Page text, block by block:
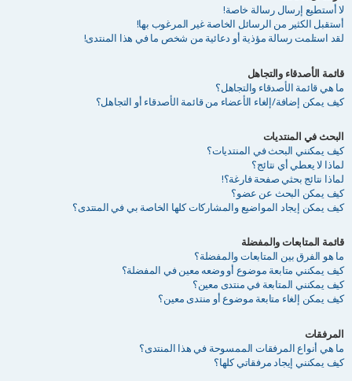
لا أستطيع إرسال رسالة خاصة!
أستقبل الكثير من الرسائل الخاصة غير المرغوب بها!
لقد استلمت رسالة مؤذية أو دعائية من شخص ما في هذا المنتدى!
قائمة الأصدقاء والتجاهل
ما هي قائمة الأصدقاء والتجاهل؟
كيف يمكن إضافة/إلغاء الأعضاء من قائمة الأصدقاء أو التجاهل؟
البحث في المنتديات
كيف يمكنني البحث في المنتديات؟
لماذا لا يعطي أي نتائج؟
لماذا نتائج بحثي صفحة فارغة؟!
كيف يمكن البحث عن عضو؟
كيف يمكن إيجاد المواضيع والمشاركات كلها الخاصة بي في المنتدى؟
قائمة المتابعات والمفضلة
ما هو الفرق بين المتابعات والمفضلة؟
كيف يمكنني متابعة موضوع أو وضعه معين في المفضلة؟
كيف يمكنني المتابعة في منتدى معين؟
كيف يمكن إلغاء متابعة موضوع أو منتدى معين؟
المرفقات
ما هي أنواع المرفقات الممسوحة في هذا المنتدى؟
كيف يمكنني إيجاد مرفقاتي كلها؟